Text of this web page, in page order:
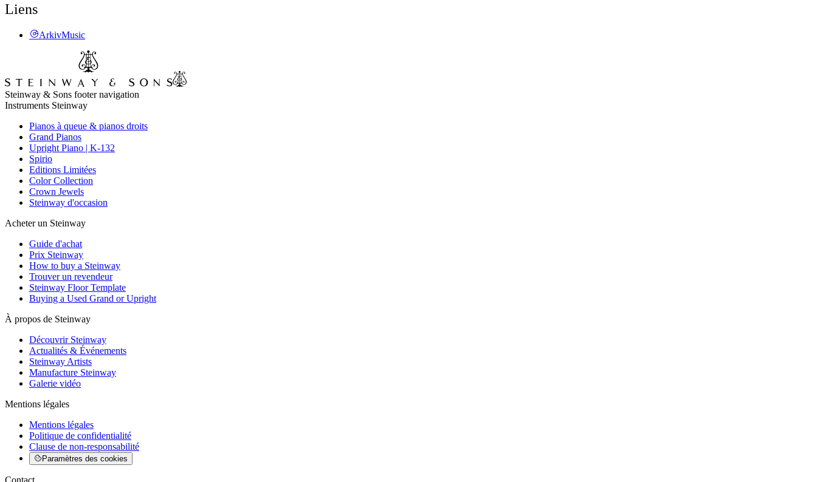
Liens
ArkivMusic
Steinway & Sons footer navigation
Instruments Steinway
Pianos à queue & pianos droits
Grand Pianos
Upright Piano | K-132
Spirio
Editions Limitées
Color Collection
Crown Jewels
Steinway d'occasion
Acheter un Steinway
Guide d'achat
Prix Steinway
How to buy a Steinway
Trouver un revendeur
Steinway Floor Template
Buying a Used Grand or Upright
À propos de Steinway
Découvrir Steinway
Actualités & Événements
Steinway Artists
Manufacture Steinway
Galerie vidéo
Mentions légales
Mentions légales
Politique de confidentialité
Clause de non-responsabilité
Paramètres des cookies
Contact